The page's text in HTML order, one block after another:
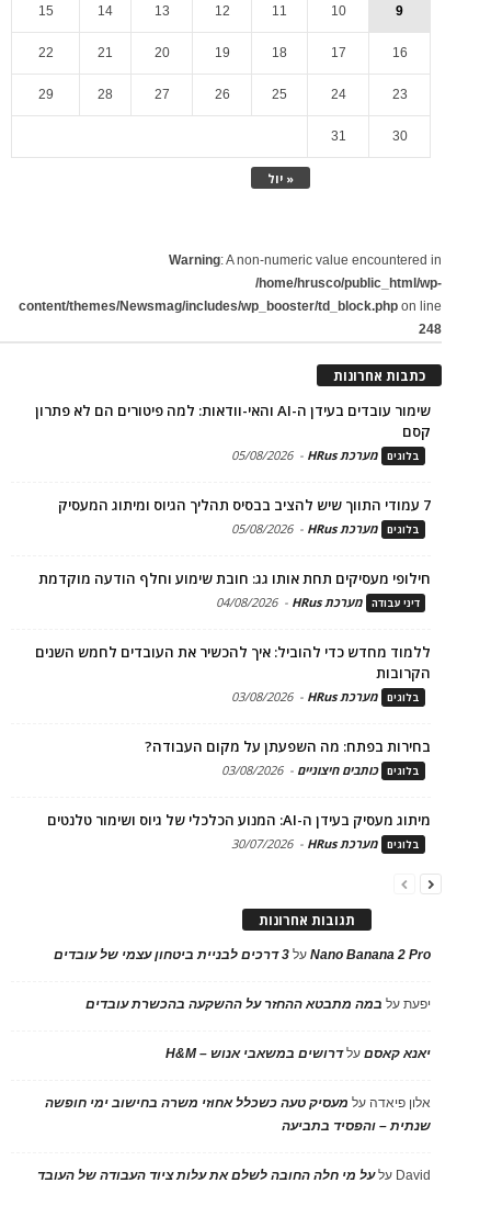
« יול
9
10
11
12
13
14
15
16
17
18
19
20
21
22
23
24
25
26
27
28
29
30
31
Warning: A non-numeric value encountered in
/home/hrusco/public_html/wp-
content/themes/Newsmag/includes/wp_booster/td_block.php on line
248
כתבות אחרונות
שימור עובדים בעידן ה-AI והאי-וודאות: למה פיטורים הם לא פתרון
קסם
בלוגים מערכת HRus -
05/08/2026
7 עמודי התווך שיש להציב בבסיס תהליך הגיוס ומיתוג המעסיק
בלוגים מערכת HRus -
05/08/2026
חילופי מעסיקים תחת אותו גג: חובת שימוע וחלף הודעה מוקדמת
דיני עבודה מערכת HRus -
04/08/2026
ללמוד מחדש כדי להוביל: איך להכשיר את העובדים לחמש השנים
הקרובות
בלוגים מערכת HRus -
03/08/2026
בחירות בפתח: מה השפעתן על מקום העבודה?
בלוגים כותבים חיצוניים -
03/08/2026
מיתוג מעסיק בעידן ה-AI: המנוע הכלכלי של גיוס ושימור טלנטים
בלוגים מערכת HRus -
30/07/2026
תגובות אחרונות
Nano Banana 2 Proעל 3 דרכים לבניית ביטחון עצמי של עובדים
יפעתעל במה מתבטא ההחזר על ההשקעה בהכשרת עובדים
יאנא קאסםעלדרושים במשאבי אנוש – H&M
אלון פיאדה על מעסיק טעה כשכלל אחוזי משרה בחישוב ימי חופשה
שנתית – והפסיד בתביעה
David עלעל מי חלה החובה לשלם את עלות ציוד העבודה של העובד